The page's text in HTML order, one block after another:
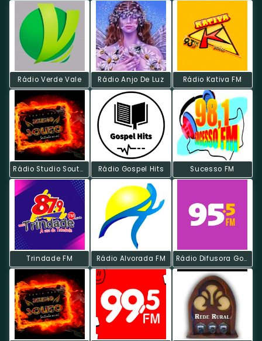
Rádio Verde Vale Rádio Anjo De Luz Rádio Kativa FM
Rádio Studio Souto - Sertanejo Universitário Rádio Gospel Hits Sucesso FM
Trindade FM Rádio Alvorada FM Rádio Difusora Goiânia